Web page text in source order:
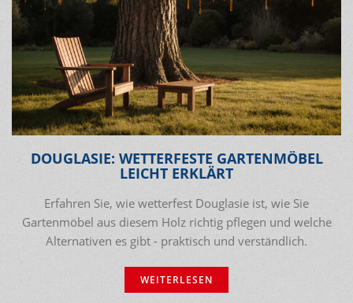
DOUGLASIE: WETTERFESTE GARTENMÖBEL
LEICHT ERKLÄRT
Erfahren Sie, wie wetterfest Douglasie ist, wie Sie
Gartenmöbel aus diesem Holz richtig pflegen und welche
Alternativen es gibt - praktisch und verständlich.
WEITERLESEN